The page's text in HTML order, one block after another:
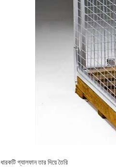
ধারকটি গ্যালফান তার দিয়ে তৈরি